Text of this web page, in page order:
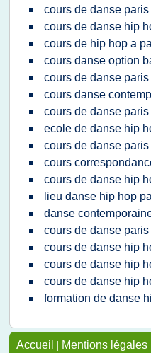
cours de danse paris
cours de danse hip
cours de hip hop a
cours danse option
cours de danse paris
cours danse
cours de danse paris
ecole de danse hip
cours de danse paris
cours
cours de danse hip
lieu danse hip hop
danse
cours de danse paris
cours de danse hip
cours de danse hip
cours de danse hip
formation de danse
Accueil | Mentions légales